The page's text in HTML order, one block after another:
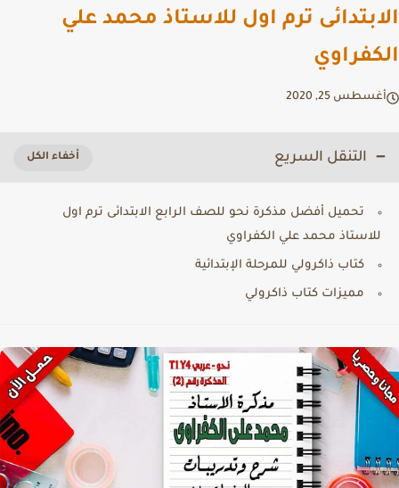
ترم اول للاستاذ محمد علي
25, 2020
التنقل السريع
تحميل أفضل مذكرة نحو للصف الرابع الابتدائى ترم اول
للاستاذ محمد علي الكفراوي
كتاب ذاكرولي للمرحلة الإبتدائية
مميزات كتاب ذاكرولي